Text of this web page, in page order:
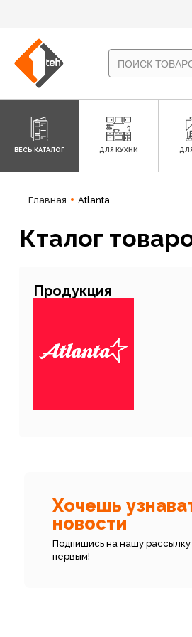
ВЕСЬ КАТАЛОГ ДЛЯ КУХНИ
Главная Atlanta
Кталог
Продукция
Хочешь
новости
Подпишись на нашу рассылку
первым!